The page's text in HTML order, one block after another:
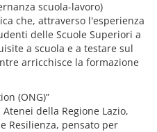
scuola-lavoro)
che, attraverso l'esperienza
delle Scuole Superiori a
a scuola e a testare sul
arricchisce la formazione
(ONG)”
della Regione Lazio,
Resilienza, pensato per